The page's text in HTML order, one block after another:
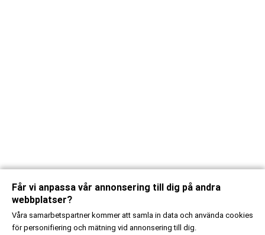
Får vi anpassa vår annonsering till dig på andra
webbplatser?
Våra samarbetspartner kommer att samla in data och använda cookies
för personifiering och mätning vid annonsering till dig.